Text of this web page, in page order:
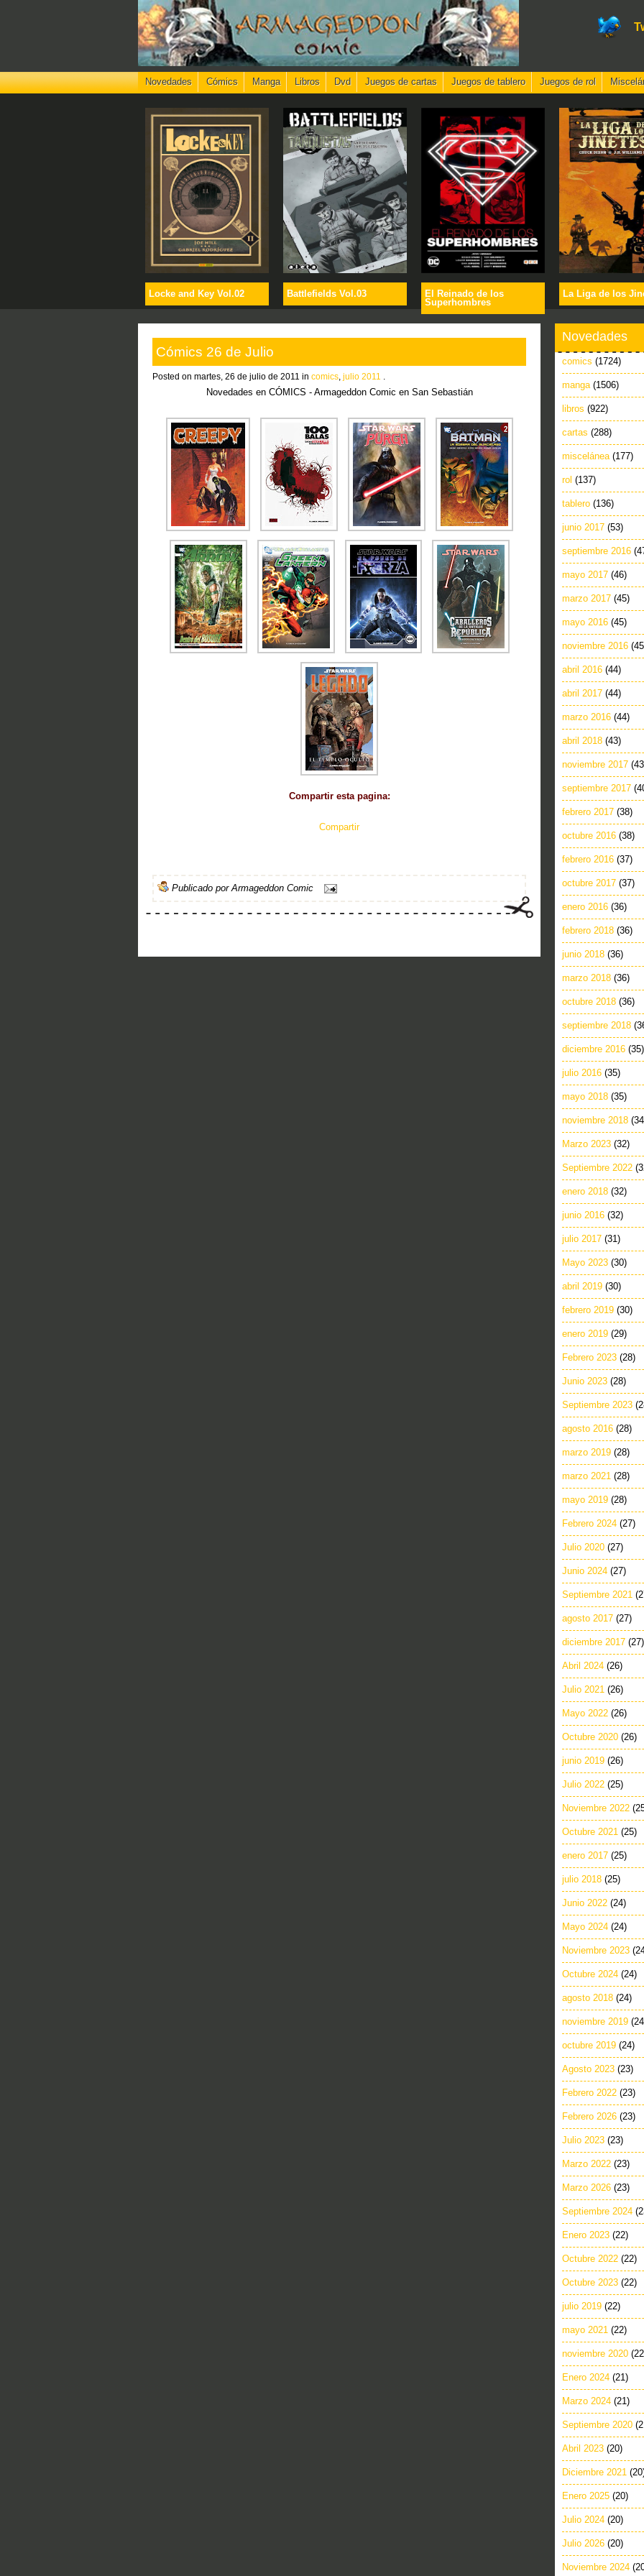
Novedades Cómics Manga Libros Dvd Juegos de cartas Juegos de tablero Juegos de rol
Locke and Key Vol.02 Battlefields Vol.03
El Reinado de los
Superhombres
La Liga de los
Cómics 26 de Julio
Posted on martes, 26 de julio de 2011 in comics julio 2011
Novedades en CÓMICS - Armageddon Comic en San Sebastián
Compartir esta pagina:
Compartir
Publicado porArmageddon Comic
Novedades
comics (1724)
manga (1506)
libros (922)
cartas (288)
miscelánea (177)
rol (137)
tablero (136)
junio 2017 (53)
septiembre 2016
mayo 2017 (46)
marzo 2017 (45)
mayo 2016 (45)
noviembre 2016
abril 2016 (44)
abril 2017 (44)
marzo 2016 (44)
abril 2018 (43)
noviembre 2017
septiembre 2017
febrero 2017 (38)
octubre 2016 (38)
febrero 2016 (37)
octubre 2017 (37)
enero 2016 (36)
febrero 2018 (36)
junio 2018 (36)
marzo 2018 (36)
octubre 2018 (36)
septiembre 2018
diciembre 2016 (35)
julio 2016 (35)
mayo 2018 (35)
noviembre 2018
Marzo 2023 (32)
Septiembre 2022
enero 2018 (32)
junio 2016 (32)
julio 2017 (31)
Mayo 2023 (30)
abril 2019 (30)
febrero 2019 (30)
enero 2019 (29)
Febrero 2023 (28)
Junio 2023 (28)
Septiembre 2023
agosto 2016 (28)
marzo 2019 (28)
marzo 2021 (28)
mayo 2019 (28)
Febrero 2024 (27)
Julio 2020 (27)
Junio 2024 (27)
Septiembre 2021
agosto 2017 (27)
diciembre 2017 (27)
Abril 2024 (26)
Julio 2021 (26)
Mayo 2022 (26)
Octubre 2020 (26)
junio 2019 (26)
Julio 2022 (25)
Noviembre 2022
Octubre 2021 (25)
enero 2017 (25)
julio 2018 (25)
Junio 2022 (24)
Mayo 2024 (24)
Noviembre 2023
Octubre 2024 (24)
agosto 2018 (24)
noviembre 2019
octubre 2019 (24)
Agosto 2023 (23)
Febrero 2022 (23)
Febrero 2026 (23)
Julio 2023 (23)
Marzo 2022 (23)
Marzo 2026 (23)
Septiembre 2024
Enero 2023 (22)
Octubre 2022 (22)
Octubre 2023 (22)
julio 2019 (22)
mayo 2021 (22)
noviembre 2020
Enero 2024 (21)
Marzo 2024 (21)
Septiembre 2020
Abril 2023 (20)
Diciembre 2021
Enero 2025 (20)
Julio 2024 (20)
Julio 2026 (20)
Noviembre 2024